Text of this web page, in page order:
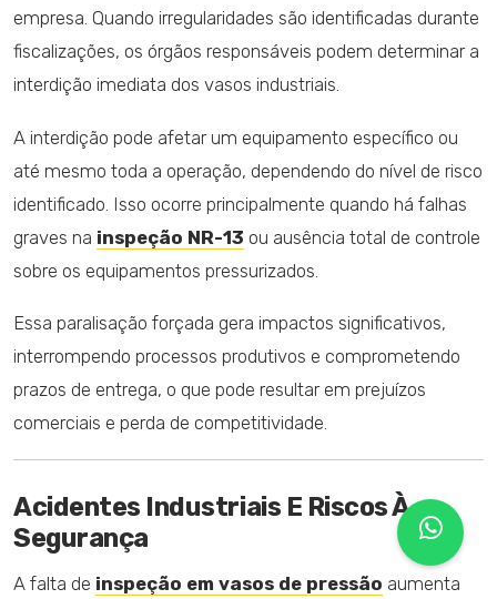
empresa. Quando irregularidades são identificadas durante
fiscalizações, os órgãos responsáveis podem determinar a
interdição imediata dos vasos industriais.
A interdição pode afetar um equipamento específico ou
até mesmo toda a operação, dependendo do nível de risco
identificado. Isso ocorre principalmente quando há falhas
graves na inspeção NR-13 ou ausência total de controle
sobre os equipamentos pressurizados.
Essa paralisação forçada gera impactos significativos,
interrompendo processos produtivos e comprometendo
prazos de entrega, o que pode resultar em prejuízos
comerciais e perda de competitividade.
Acidentes Industriais E Riscos À
Segurança
A falta de inspeção em vasos de pressão aumenta